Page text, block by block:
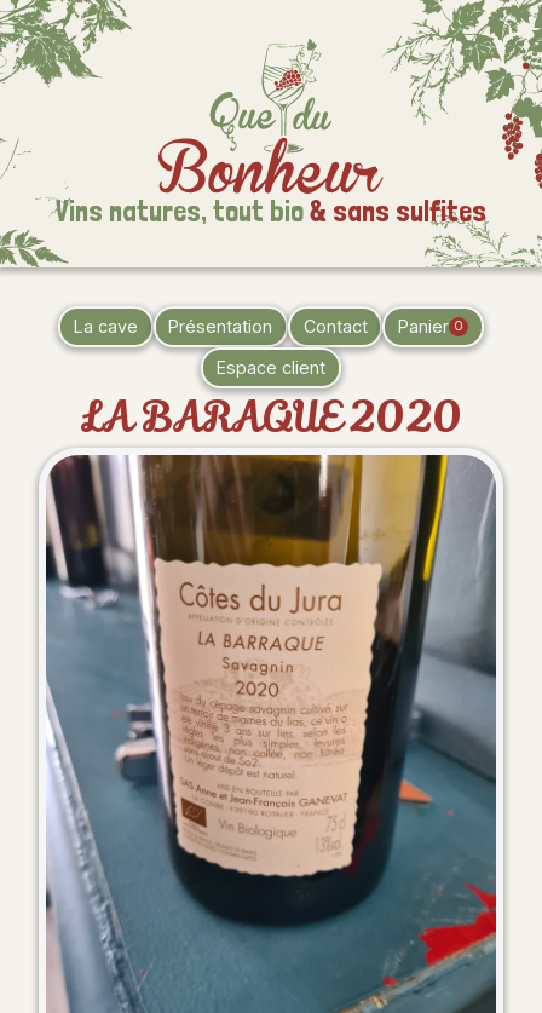
Vins natures, tout bio& sans sulfites
La cave Présentation Contact Panier 0
Espace client
LA BARAQUE 2020